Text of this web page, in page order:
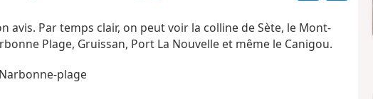
avis. Par temps clair, on peut voir la colline de Sète, le Mont-
Plage, Gruissan, Port La Nouvelle et même le Canigou.
plage